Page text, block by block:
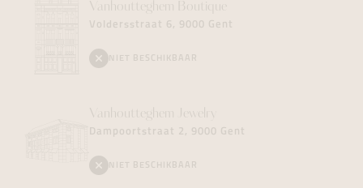
Vanhoutteghem Boutique
Voldersstraat 6, 9000 Gent
NIET BESCHIKBAAR
Vanhoutteghem Jewelry
Dampoortstraat 2, 9000 Gent
NIET BESCHIKBAAR